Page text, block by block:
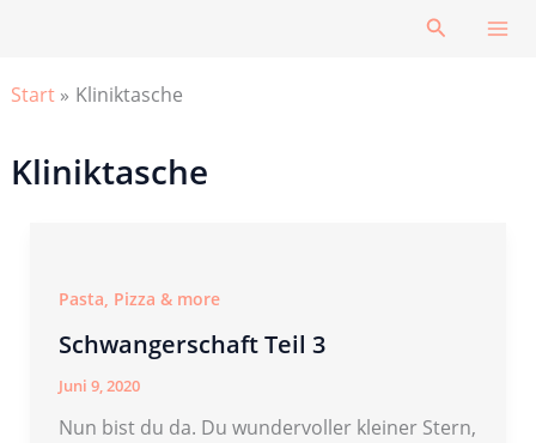
Suchen
Start Kliniktasche
Kliniktasche
Pasta, Pizza & more
Schwangerschaft Teil 3
Juni 9, 2020
Nun bist du da. Du wundervoller kleiner Stern,